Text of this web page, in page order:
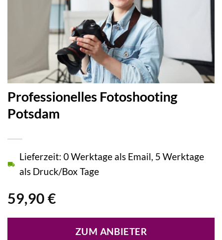
Professionelles Fotoshooting
Potsdam
59,90 €
Lieferzeit: 0 Werktage als Email, 5 Werktage
als Druck/Box Tage
ZUM ANBIETER